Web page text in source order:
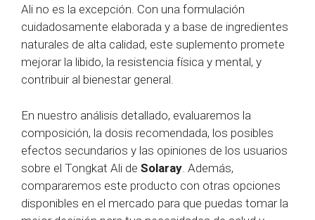
Ali no es la excepción. Con una formulación
cuidadosamente elaborada y a base de ingredientes
naturales de alta calidad, este suplemento promete
mejorar la libido, la resistencia física y mental, y
contribuir al bienestar general.
En nuestro análisis detallado, evaluaremos la
composición, la dosis recomendada, los posibles
efectos secundarios y las opiniones de los usuarios
sobre el Tongkat Ali de Solaray . Además,
compararemos este producto con otras opciones
disponibles en el mercado para que puedas tomar la